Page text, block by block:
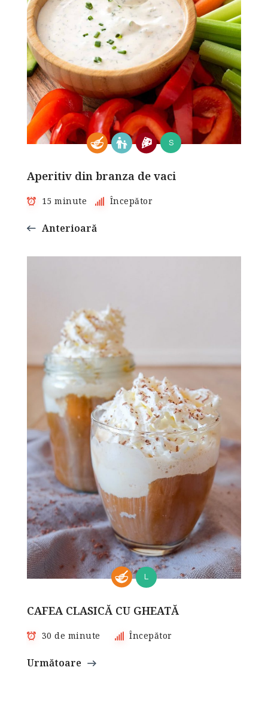
S
Aperitiv din branza de vaci
15 minute Începător
Anterioară
L
CAFEA CLASICĂ CU GHEATĂ
30 de minute Începător
Următoare